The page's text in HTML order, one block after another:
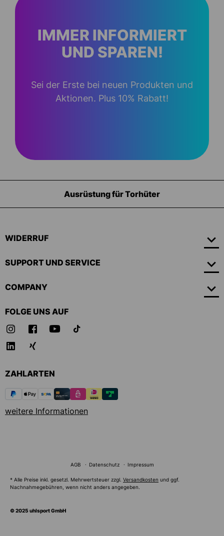
IMMER INFORMIERT
UND SPAREN!
Sei der Erste bei neuen Produkten und
Aktionen. Plus 10% Rabatt!
Ausrüstung für Torhüter
WIDERRUF
SUPPORT UND SERVICE
COMPANY
FOLGE UNS AUF
ZAHLARTEN
weitere Informationen
AGB Datenschutz Impressum
© 2025 uhlsport GmbH
* Alle Preise inkl. gesetzl. Mehrwertsteuer zzgl. Versandkosten und ggf.
Nachnahmegebühren, wenn nicht anders angegeben.